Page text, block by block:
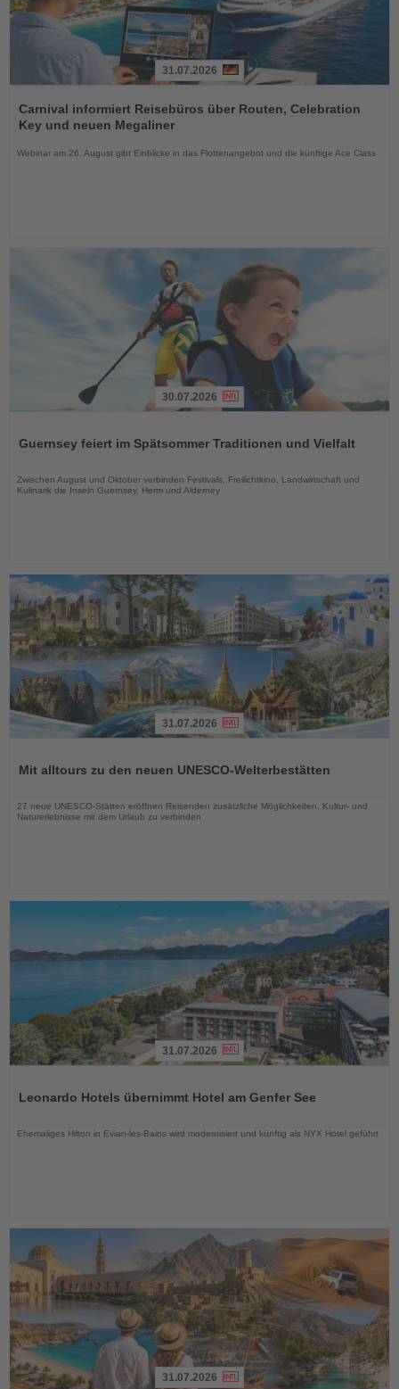
Sie
die
Nachrichten
31.07.2026
Carnival informiert Reisebüros über Routen, Celebration
Key und neuen Megaliner
Webinar am 26. August gibt Einblicke in das Flottenangebot und die künftige Ace Class
die
30.07.2026
Guernsey feiert im Spätsommer Traditionen und Vielfalt
Zwischen August und Oktober verbinden Festivals, Freilichtkino, Landwirtschaft und
Kulinarik die Inseln Guernsey, Herm und Alderney
die
31.07.2026
Mit alltours zu den neuen UNESCO-Welterbestätten
27 neue UNESCO-Stätten eröffnen Reisenden zusätzliche Möglichkeiten, Kultur- und
Naturerlebnisse mit dem Urlaub zu verbinden
die
31.07.2026
Leonardo Hotels übernimmt Hotel am Genfer See
Ehemaliges Hilton in Evian-les-Bains wird modernisiert und künftig als NYX Hotel geführt
31.07.2026